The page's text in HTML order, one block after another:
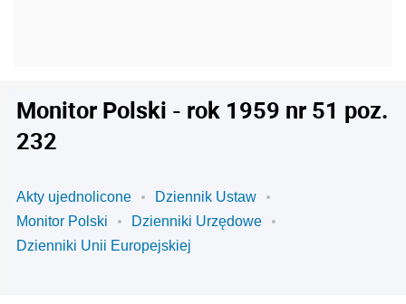
Monitor Polski - rok 1959 nr 51 poz.
232
Akty ujednolicone
Dziennik Ustaw
Monitor Polski
Dzienniki Urzędowe
Dzienniki Unii Europejskiej